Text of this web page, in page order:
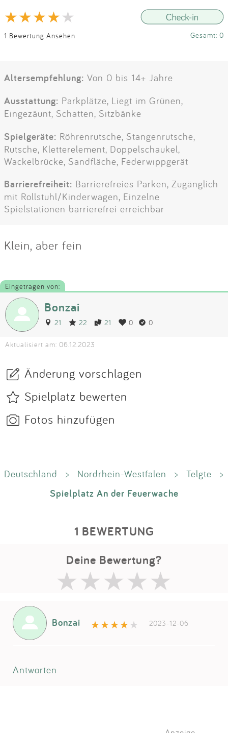
1 Bewertung Ansehen Gesamt: 0
Altersempfehlung: Von 0 bis 14+ Jahre
Ausstattung: Parkplätze, Liegt im Grünen,
Eingezäunt, Schatten, Sitzbänke
Spielgeräte: Röhrenrutsche, Stangenrutsche,
Rutsche, Kletterelement, Doppelschaukel,
Wackelbrücke, Sandfläche, Federwippgerät
Barrierefreiheit: Barrierefreies Parken, Zugänglich
mit Rollstuhl/Kinderwagen, Einzelne
Spielstationen barrierefrei erreichbar
Klein, aber fein
Eingetragen von:
Bonzai
21 22 21 0 0
Aktualisiert am: 06.12.2023
Änderung vorschlagen
Spielplatz bewerten
Fotos hinzufügen
Deutschland > Nordrhein-Westfalen > Telgte >
Spielplatz An der Feuerwache
1 BEWERTUNG
Deine Bewertung?
Bonzai 2023-12-06
Antworten